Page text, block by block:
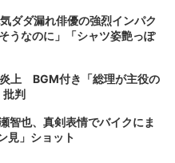
ダダ漏れ俳優の強烈インパク
うなのに」「シャツ姿艶っぽ
上 BGM付き「総理が主役の
批判
智也、真剣表情でバイクにま
見」ショット